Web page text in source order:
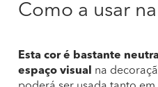
Como a usar
Esta cor é bastante
espaço visual
na